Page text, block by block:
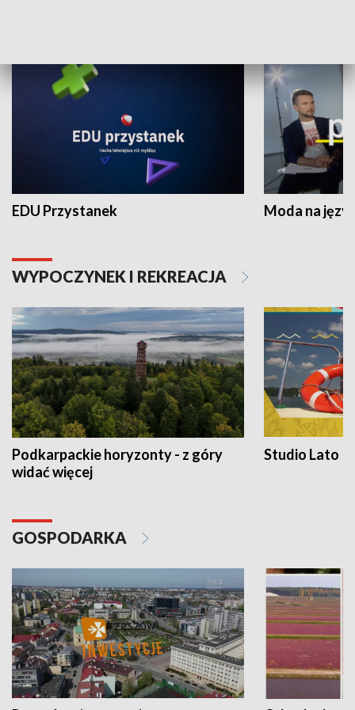
EDU Przystanek Moda na
WYPOCZYNEK I REKREACJA
Podkarpackie horyzonty - z góry
widać więcej
Studio Lato
GOSPODARKA